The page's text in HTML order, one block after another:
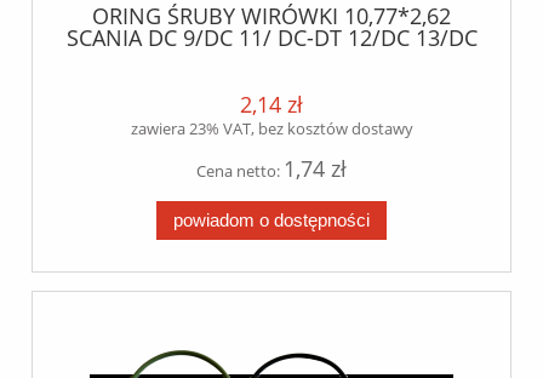
ORING ŚRUBY WIRÓWKI 10,77*2,62
SCANIA DC 9/DC 11/ DC-DT 12/DC 13/DC
2,14 zł
zawiera 23% VAT, bez kosztów dostawy
Cena netto: 1,74 zł
powiadom o dostępności